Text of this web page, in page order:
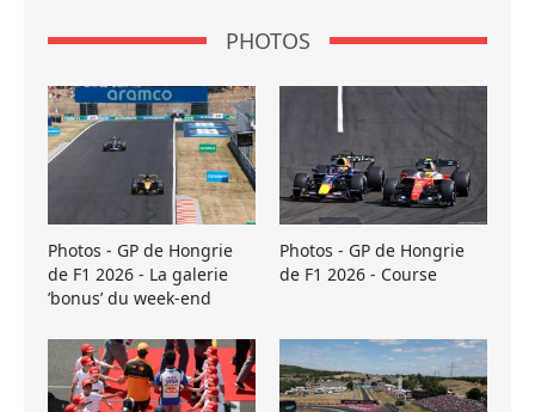
PHOTOS
Photos - GP de Hongrie
de F1 2026 - La galerie
’bonus’ du week-end
Photos - GP de Hongrie
de F1 2026 - Course